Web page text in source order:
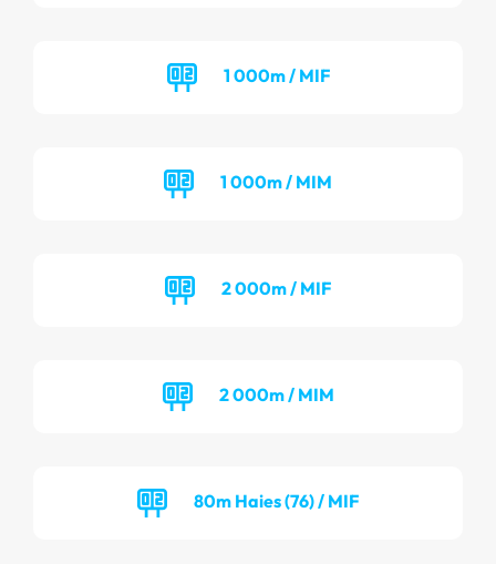
1 000m / MIF
1 000m / MIM
2 000m / MIF
2 000m / MIM
80m Haies (76) / MIF